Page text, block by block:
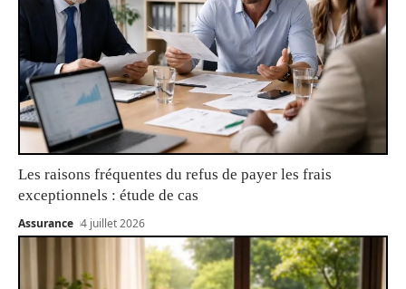
Les raisons fréquentes du refus de payer les frais
exceptionnels : étude de cas
Assurance 4 juillet 2026